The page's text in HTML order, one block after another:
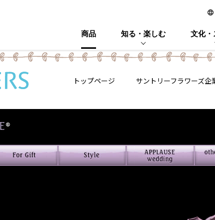
商品 知る・楽しむ 文化・
トップページ サントリーフラワーズ企